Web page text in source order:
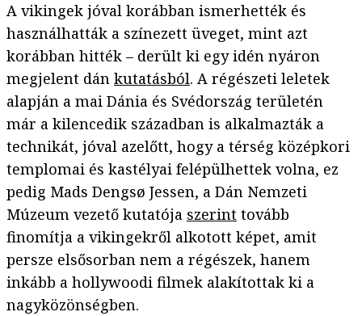
A vikingek jóval korábban ismerhették és
használhatták a színezett üveget, mint azt
korábban hitték – derült ki egy idén nyáron
megjelent dán kutatásból. A régészeti leletek
alapján a mai Dánia és Svédország területén
már a kilencedik században is alkalmazták a
technikát, jóval azelőtt, hogy a térség középkori
templomai és kastélyai felépülhettek volna, ez
pedig Mads Dengsø Jessen, a Dán Nemzeti
Múzeum vezető kutatója szerint tovább
finomítja a vikingekről alkotott képet, amit
persze elsősorban nem a régészek, hanem
inkább a hollywoodi filmek alakítottak ki a
nagyközönségben.